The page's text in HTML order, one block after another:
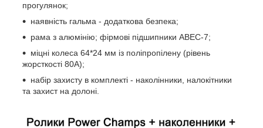
прогулянок;
наявність гальма - додаткова безпека;
рама з алюмінію; фірмові підшипники ABEC-7;
міцні колеса 64*24 мм із поліпропілену (рівень
жорсткості 80А);
набір захисту в комплекті - наколінники, налокітники
та захист на долоні.